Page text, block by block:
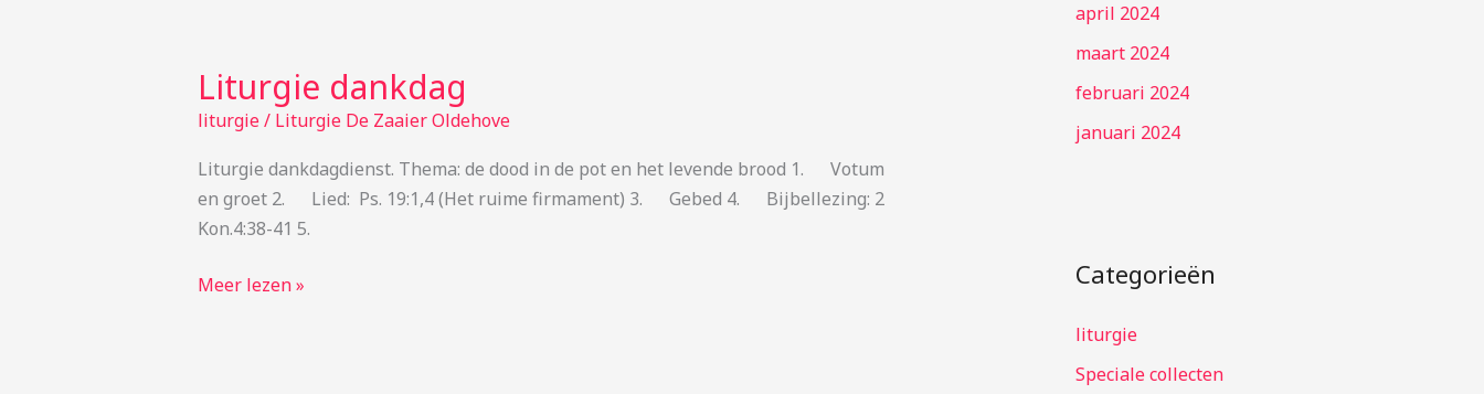
Liturgie dankdag
liturgie/ Liturgie De Zaaier Oldehove
Liturgie dankdagdienst. Thema: de dood in de pot en het levende brood 1. Votum
en groet 2. Lied: Ps. 19:1,4 (Het ruime firmament) 3. Gebed 4. Bijbellezing: 2
Kon.4:38-41 5.
Liturgie
dankdag
Meer lezen »
april 2024
maart 2024
februari 2024
januari 2024
Categorieën
liturgie
Speciale collecten